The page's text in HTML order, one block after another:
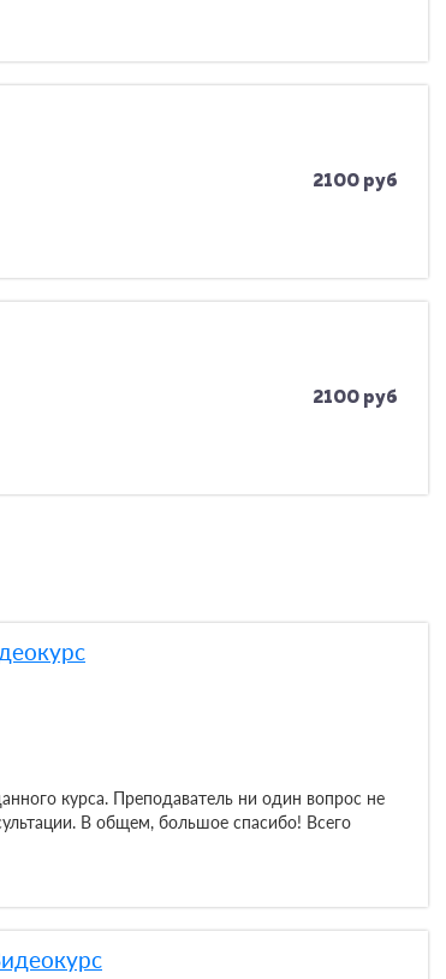
2100 руб
2100 руб
курса. Преподаватель ни один вопрос не
В общем, большое спасибо! Всего